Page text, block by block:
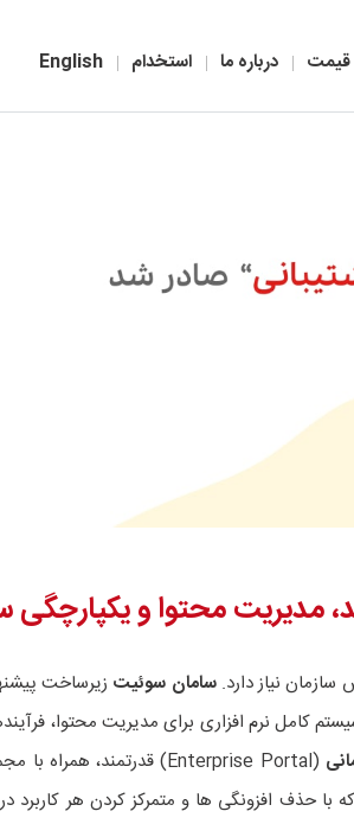
قیمت درباره ما استخدام English
مدیریت محتوا و یکپارچگی
سازمان نیاز دارد.سامان سوئیت
کامل نرم افزاری برای مدیریت محتوا،
(Enterprise Portal) قدرتمند، همراه با مجموعه کاملی از
که با حذف افزونگی ها و متمرکز کردن هر